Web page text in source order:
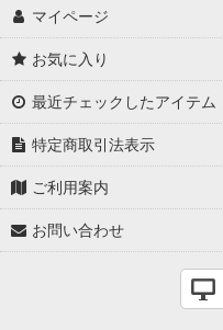
マイページ
お気に入り
最近チェックしたアイテム
特定商取引法表示
ご利用案内
お問い合わせ